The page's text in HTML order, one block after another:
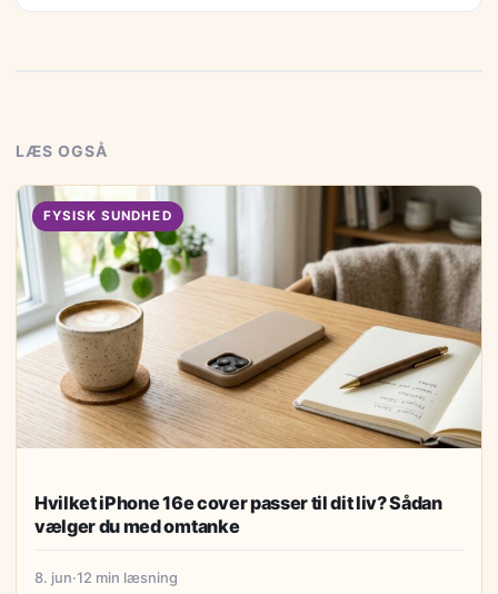
LÆS OGSÅ
FYSISK SUNDHED
Hvilket iPhone 16e cover passer til dit liv? Sådan
vælger du med omtanke
8. jun·12 min læsning